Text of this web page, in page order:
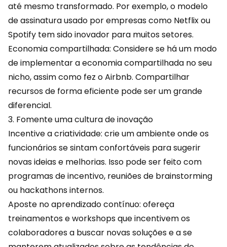
até mesmo transformado. Por exemplo, o modelo
de assinatura usado por empresas como Netflix ou
Spotify tem sido inovador para muitos setores.
Economia compartilhada: Considere se há um modo
de implementar a economia compartilhada no seu
nicho, assim como fez o Airbnb. Compartilhar
recursos de forma eficiente pode ser um grande
diferencial.
3. Fomente uma cultura de inovação
Incentive a criatividade: crie um ambiente onde os
funcionários se sintam confortáveis para sugerir
novas ideias e melhorias. Isso pode ser feito com
programas de incentivo, reuniões de brainstorming
ou hackathons internos.
Aposte no aprendizado contínuo: ofereça
treinamentos e workshops que incentivem os
colaboradores a buscar novas soluções e a se